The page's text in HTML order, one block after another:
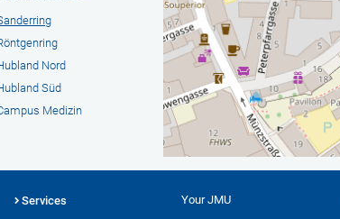
Nord
Süd
Medizin
Services Your JMU